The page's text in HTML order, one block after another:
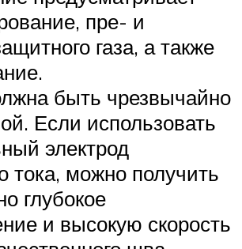
пре- и
газа, а также
быть чрезвычайно
Если использовать
электрод
тока, можно получить
глубокое
и высокую скорость